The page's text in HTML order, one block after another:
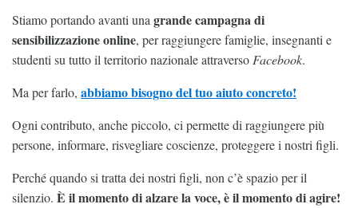
Stiamo portando avanti unagrande campagna di
sensibilizzazione online, per raggiungere famiglie, insegnanti e
studenti su tutto il territorio nazionale attraversoFacebook.
Ma per farlo, abbiamo bisogno del tuo aiuto concreto!
Ogni contributo, anche piccolo, ci permette di raggiungere più
persone, informare, risvegliare coscienze, proteggere i nostri figli.
Perché quando si tratta dei nostri figli, non c’è spazio per il
silenzio. È il momento di alzare la voce, è il momento di agire!